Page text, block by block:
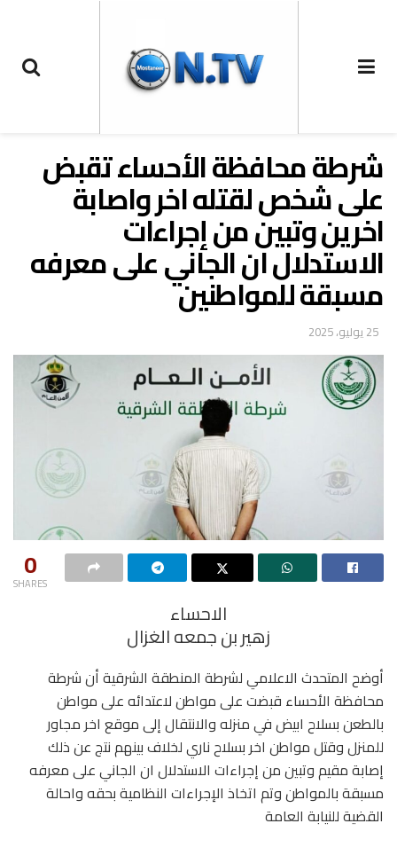
شرطة محافظة الأحساء تقبض
على شخص لقتله اخر واصابة
اخرين وتبين من إجراءات
الاستدلال ان الجاني على معرفه
مسبقة للمواطنين
25 يوليو، 2025
0
SHARES
الاحساء
زهير بن جمعه الغزال
أوضح المتحدث الاعلامي لشرطة المنطقة الشرقية أن شرطة
محافظة الأحساء قبضت على مواطن لاعتدائه على مواطن
بالطعن بسلاح ابيض في منزله والانتقال إلى موقع اخر مجاور
للمنزل وقتل مواطن اخر بسلاح ناري لخلاف بينهم نتج عن ذلك
إصابة مقيم وتبين من إجراءات الاستدلال ان الجاني على معرفه
مسبقة بالمواطن وتم اتخاذ الإجراءات النظامية بحقه واحالة
القضية للنيابة العامة